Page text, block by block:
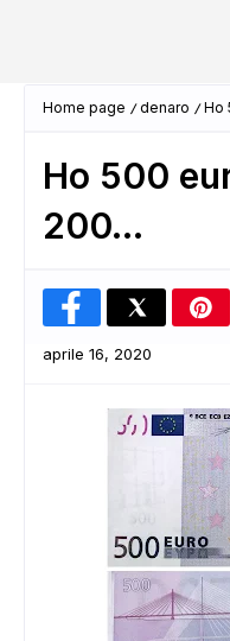
Home page denaro Ho
Ho 500
200...
aprile 16, 2020